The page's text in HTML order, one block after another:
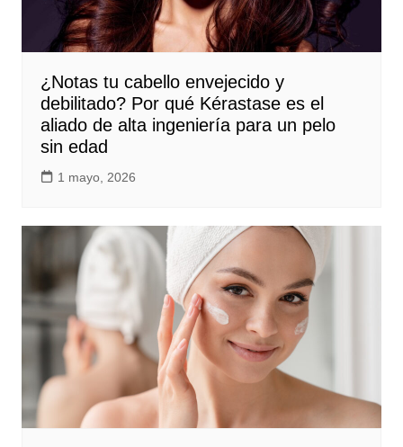
¿Notas tu cabello envejecido y
debilitado? Por qué Kérastase es el
aliado de alta ingeniería para un pelo
sin edad
1 mayo, 2026